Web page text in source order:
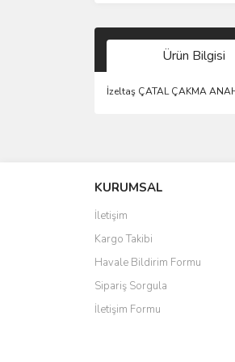
Ürün Bilgisi
İzeltaş ÇATAL ÇAKMA
Ürün resmi kalitesiz,
Ürün
Ürün bilgilerinde
Ürün fiyatı diğer
Bu ürüne benzer
KURUMSAL
İletişim
Kargo Takibi
Havale Bildirim Formu
Sipariş Sorgula
İletişim Formu